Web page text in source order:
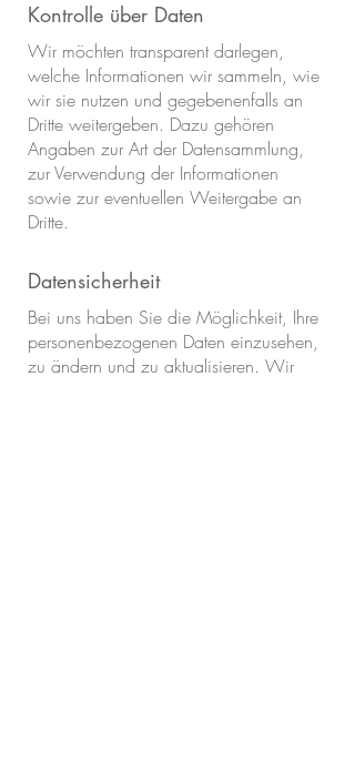
Kontrolle über Daten
Wir möchten transparent darlegen,
welche Informationen wir sammeln, wie
wir sie nutzen und gegebenenfalls an
Dritte weitergeben. Dazu gehören
Angaben zur Art der Datensammlung,
zur Verwendung der Informationen
sowie zur eventuellen Weitergabe an
Dritte.
Datensicherheit
Bei uns haben Sie die Möglichkeit, Ihre
personenbezogenen Daten einzusehen,
zu ändern und zu aktualisieren. Wir